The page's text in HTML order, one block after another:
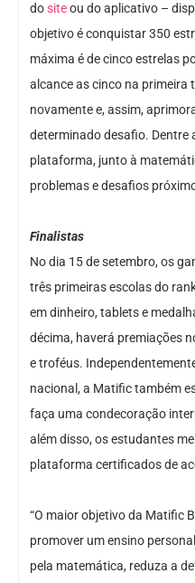
dositeou do aplicativo –
objetivo é conquistar 350
máxima é de cinco estrelas
alcance as cinco na primeira
novamente e, assim,
determinado desafio. Dentre
plataforma, junto à
problemas e desafios
Finalistas
No dia 15 de setembro, os
três primeiras escolas do
em dinheiro, tablets e
décima, haverá premiações
e troféus.
nacional, a Matific também
faça uma condecoração
além disso, os estudantes
plataforma certificados de
“O maior objetivo da Matific
promover um ensino
pela matemática, reduza a